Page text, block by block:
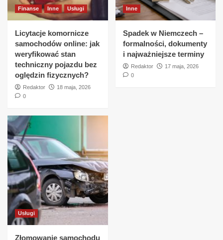
Finanse Inne Usługi
Licytacje komornicze
samochodów online: jak
weryfikować stan
techniczny pojazdu bez
oględzin fizycznych?
Redaktor
18 maja, 2026
0
Inne
Spadek w Niemczech –
formalności, dokumenty
i najważniejsze terminy
Redaktor
17 maja, 2026
0
Usługi
Złomowanie samochodu